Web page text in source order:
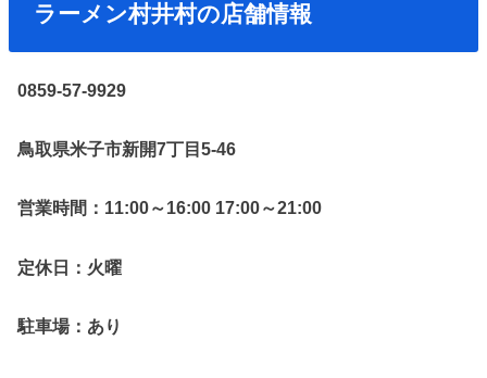
ラーメン村井村の店舗情報
0859-57-9929
鳥取県米子市新開7丁目5-46
営業時間：11:00～16:00 17:00～21:00
定休日：火曜
駐車場：あり